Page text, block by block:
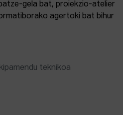
gela bat, proiekzio-atelier
agertoki bat bihur
teknikoa